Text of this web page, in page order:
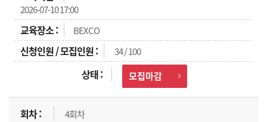
2026-07-10 17:00
BEXCO
34 / 100
모집마감
4회차